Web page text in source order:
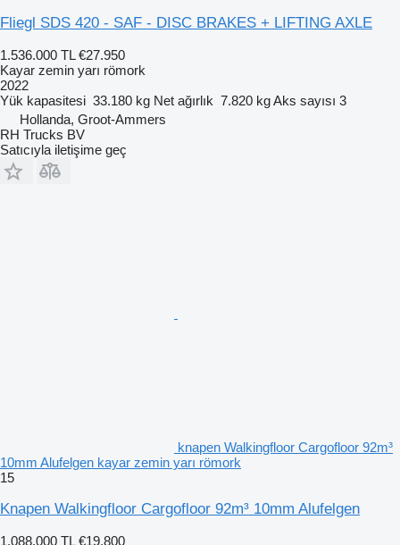
Fliegl SDS 420 - SAF - DISC BRAKES + LIFTING AXLE
1.536.000 TL €27.950
Kayar zemin yarı römork
2022
Yük kapasitesi 33.180 kg Net ağırlık 7.820 kgAks sayısı 3
Hollanda, Groot-Ammers
RH Trucks BV
Satıcıyla iletişime geç
knapen Walkingfloor Cargofloor 92m³
10mm Alufelgen kayar zemin yarı römork
15
Knapen Walkingfloor Cargofloor 92m³ 10mm Alufelgen
1.088.000 TL €19.800